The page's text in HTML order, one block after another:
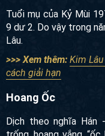
Dư 6 thì phạm Kim
Dư 8 thì phạm
Tuổi mụ của Kỷ Mùi
9 dư 2. Do vậy trong
Kim Lâu.
và cách giải hạn
Hoang Ốc